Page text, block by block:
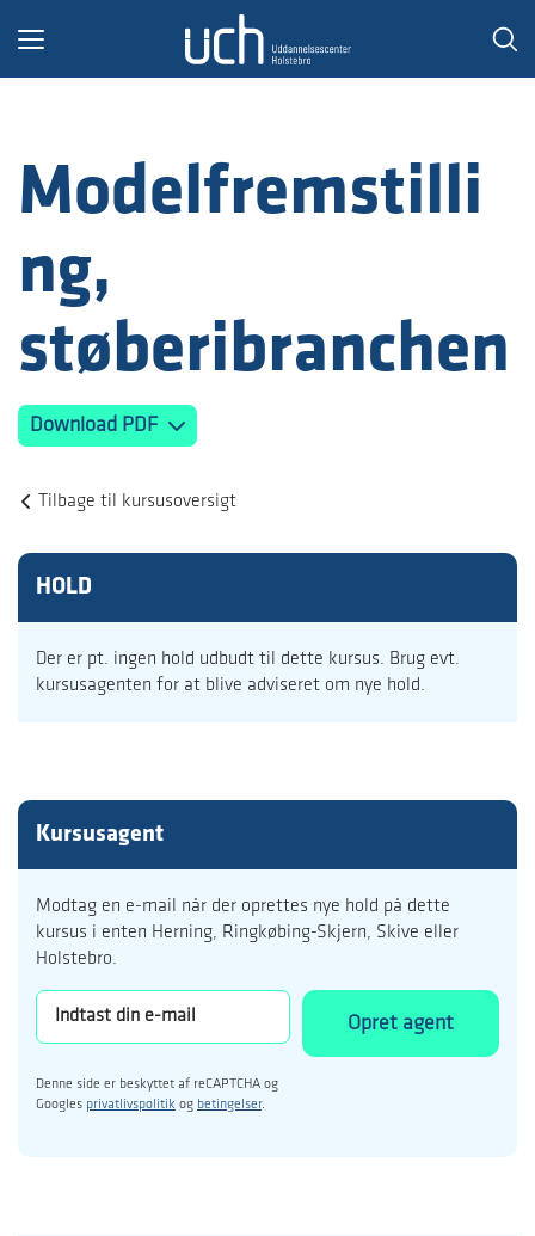
Toggle
Modelfremstilli
ng,
støberibranchen
Download PDF
Tilbage til kursusoversigt
HOLD
Der er pt. ingen hold udbudt til dette kursus. Brug evt.
kursusagenten for at blive adviseret om nye hold.
Kursusagent
Modtag en e-mail når der oprettes nye hold på dette
kursus i enten Herning, Ringkøbing-Skjern, Skive eller
Holstebro.
Opret agent
Denne side er beskyttet af reCAPTCHA og
Googles privatlivspolitik og betingelser.